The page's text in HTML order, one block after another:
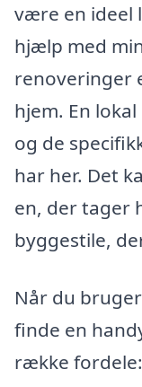
være en ideel
hjælp med
renoveringer
hjem. En
og de
har her. Det
en, der tager
byggestile,
Når du
finde en
række fordele: